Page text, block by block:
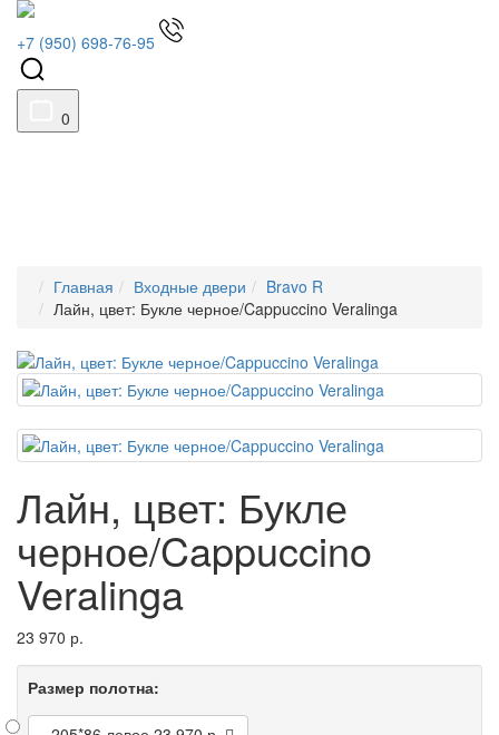
+7 (950) 698-76-95
0
Главная Входные двери
Bravo R
Лайн, цвет: Букле черное/Cappuccino Veralinga
Лайн, цвет: Букле
черное/Cappuccino
Veralinga
23 970 р.
Размер полотна: